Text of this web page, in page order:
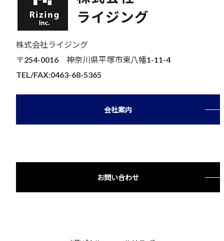
株式会社ライジング
〒254-0016 神奈川県平塚市東八幡1-11-4
TEL/FAX:0463-68-5365
会社案内
お問い合わせ